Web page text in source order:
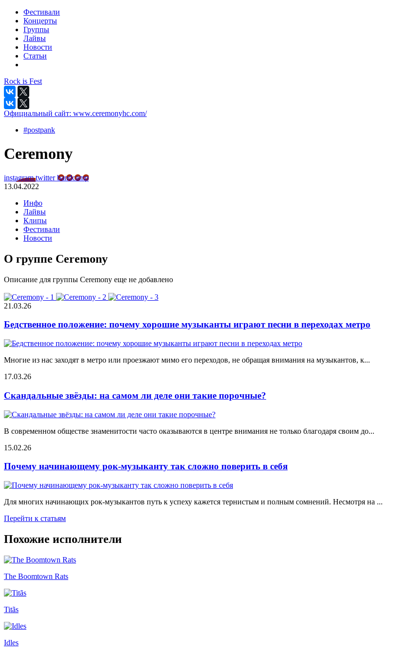
Фестивали
Концерты
Группы
Лайвы
Новости
Статьи
Rock is Fest
Официальный сайт: www.ceremonyhc.com/
#postpank
Ceremony
instagramtwitterbandcamp
13.04.2022
Инфо
Лайвы
Клипы
Фестивали
Новости
О группе Ceremony
Описание для группы Ceremony еще не добавлено
21.03.26
Бедственное положение: почему хорошие музыканты играют песни в переходах метро
Многие из нас заходят в метро или проезжают мимо его переходов, не обращая внимания на музыкантов, к...
17.03.26
Скандальные звёзды: на самом ли деле они такие порочные?
В современном обществе знаменитости часто оказываются в центре внимания не только благодаря своим до...
15.02.26
Почему начинающему рок-музыканту так сложно поверить в себя
Для многих начинающих рок-музыкантов путь к успеху кажется тернистым и полным сомнений. Несмотря на ...
Перейти к статьям
Похожие исполнители
The Boomtown Rats
Titãs
Idles